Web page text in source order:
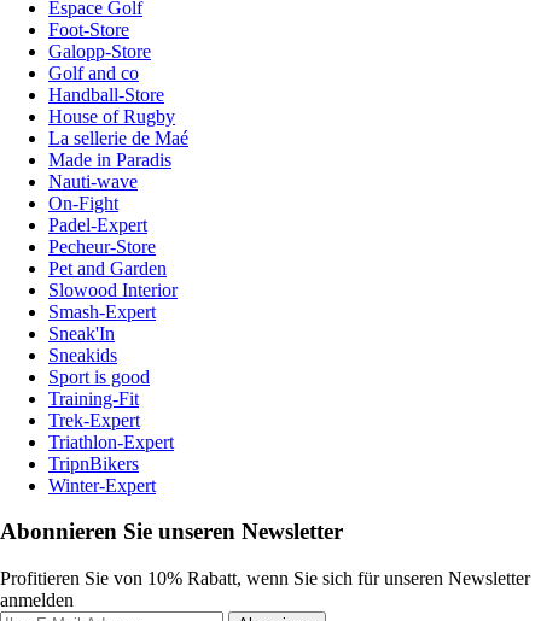
Espace Golf
Foot-Store
Galopp-Store
Golf and co
Handball-Store
House of Rugby
La sellerie de Maé
Made in Paradis
Nauti-wave
On-Fight
Padel-Expert
Pecheur-Store
Pet and Garden
Slowood Interior
Smash-Expert
Sneak'In
Sneakids
Sport is good
Training-Fit
Trek-Expert
Triathlon-Expert
TripnBikers
Winter-Expert
Abonnieren Sie unseren Newsletter
Profitieren Sie von 10% Rabatt, wenn Sie sich für unseren Newsletter
anmelden